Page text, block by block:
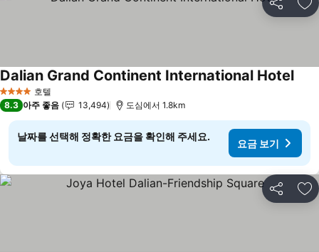
공유 즐
4 성급 호텔
Dalian Grand Continent International Hotel요
8.3 아주 좋음 13,494 도심에서 1.8km
날짜를 선택해 정확한 요금을 확인해 주세요.
요금 보기
공유 즐